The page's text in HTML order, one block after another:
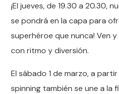
¡El jueves, de 19.30 a 20.30,
se pondrá en la capa para
superhéroe que nunca! Ven
con ritmo y diversión.
El sábado 1 de marzo, a partir
spinning también se une a la